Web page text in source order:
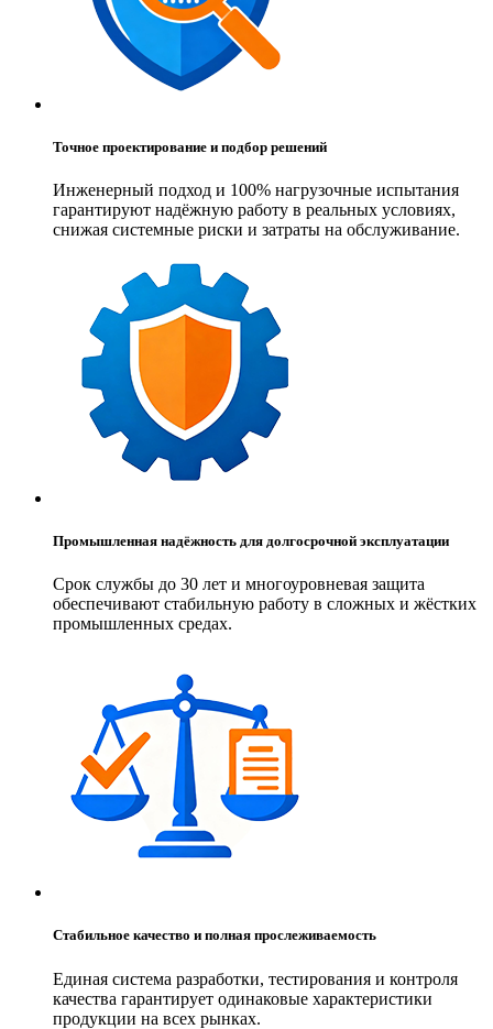
Точное проектирование и подбор решений
Инженерный подход и 100% нагрузочные испытания
гарантируют надёжную работу в реальных условиях,
снижая системные риски и затраты на обслуживание.
Промышленная надёжность для долгосрочной эксплуатации
Срок службы до 30 лет и многоуровневая защита
обеспечивают стабильную работу в сложных и жёстких
промышленных средах.
Стабильное качество и полная прослеживаемость
Единая система разработки, тестирования и контроля
качества гарантирует одинаковые характеристики
продукции на всех рынках.